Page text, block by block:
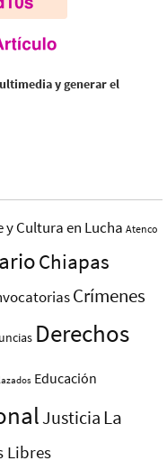
y generar el
y Cultura en Lucha Atenco
Chiapas
Crímenes
Derechos
Educación
Justicia La
Libres